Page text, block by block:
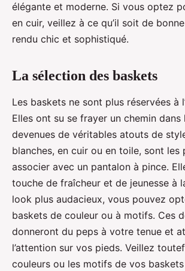
élégante et moderne. Si vous optez
en cuir, veillez à ce qu’il soit de
rendu chic et sophistiqué.
La sélection des baskets
Les baskets ne sont plus réservées à
Elles ont su se frayer un chemin
devenues de véritables atouts de
blanches, en cuir ou en toile, sont les
associer avec un pantalon à pince.
touche de fraîcheur et de jeunesse à
look plus audacieux, vous pouvez
baskets de couleur ou à motifs. Ces
donneront du peps à votre tenue et
l’attention sur vos pieds. Veillez
couleurs ou les motifs de vos